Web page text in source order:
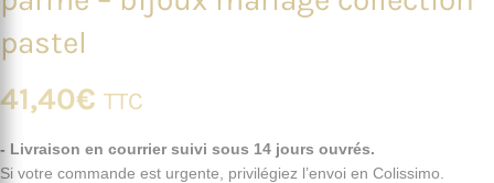
pastel
41,40€ TTC
- Livraison en courrier suivi sous 14 jours ouvrés.
Si votre commande est urgente, privilégiez l’envoi en Colissimo.